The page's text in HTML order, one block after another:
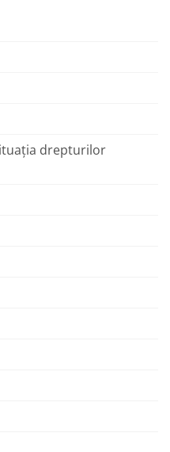
drepturilor